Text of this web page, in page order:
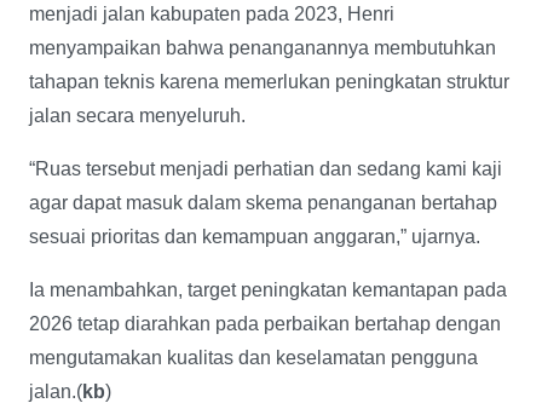
menjadi jalan kabupaten pada 2023, Henri
menyampaikan bahwa penanganannya membutuhkan
tahapan teknis karena memerlukan peningkatan struktur
jalan secara menyeluruh.
“Ruas tersebut menjadi perhatian dan sedang kami kaji
agar dapat masuk dalam skema penanganan bertahap
sesuai prioritas dan kemampuan anggaran,” ujarnya.
Ia menambahkan, target peningkatan kemantapan pada
2026 tetap diarahkan pada perbaikan bertahap dengan
mengutamakan kualitas dan keselamatan pengguna
jalan.(kb)